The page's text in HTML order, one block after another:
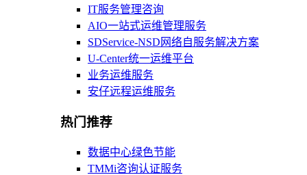
IT服务管理咨询
AIO一站式运维管理服务
SDService-NSD网络自服务解决方案
U-Center统一运维平台
业务运维服务
安仔远程运维服务
热门推荐
数据中心绿色节能
TMMi咨询认证服务